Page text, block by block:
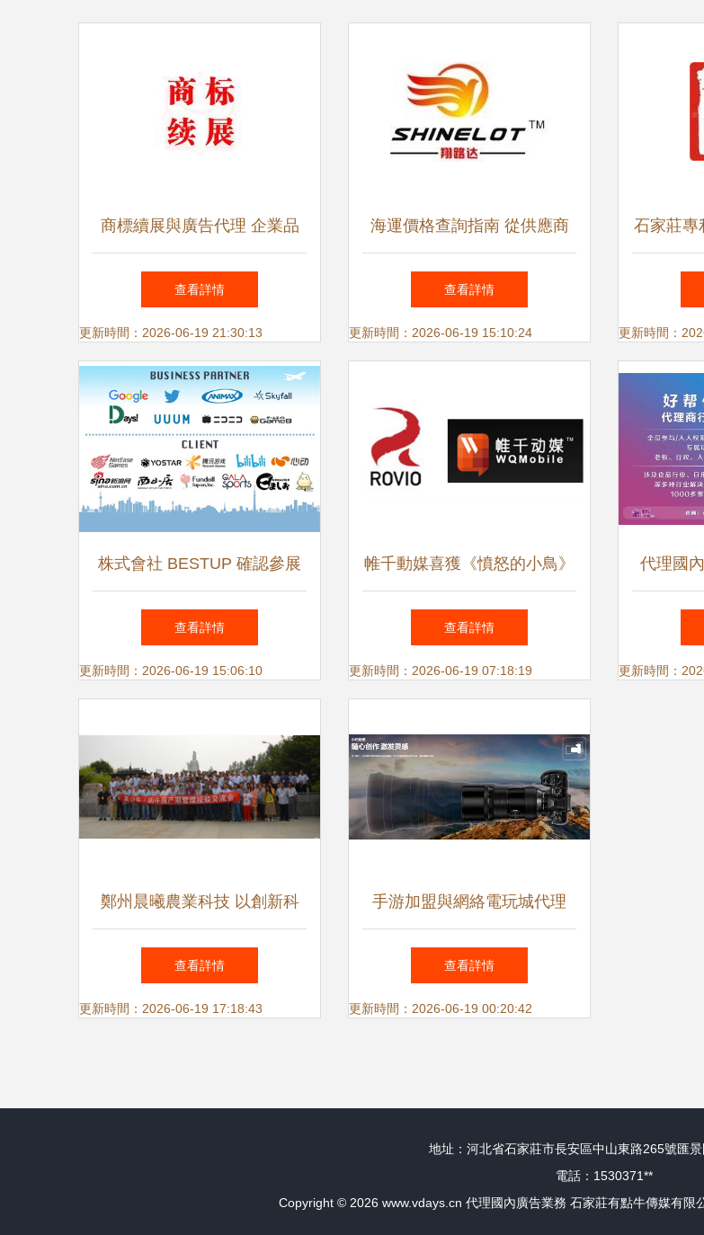
商標續展與廣告代理 企業品
牌保護與業務拓展的雙重保障
查看詳情
更新時間：2026-06-19 21:30:13
海運價格查詢指南 從供應商
到制造商，全方位資源導航
查看詳情
更新時間：2026-06-19 15:10:24
石家莊專
理選擇
更新時間：
株式會社 BESTUP 確認參展
2023 ChinaJoy BTOB，深度
拓展中國廣告代理業務
查看詳情
更新時間：2026-06-19 15:06:10
帷千動媒喜獲《憤怒的小鳥》
在華廣告代理權，開啟IP營銷
新篇章
查看詳情
更新時間：2026-06-19 07:18:19
代理國
種心理
更新時間：
鄭州晨曦農業科技 以創新科
技驅動農業品牌，專業代理國
內廣告業務
查看詳情
更新時間：2026-06-19 17:18:43
手游加盟與網絡電玩城代理
機遇、風險與入行條件全解析
查看詳情
更新時間：2026-06-19 00:20:42
地址：河北省石家莊市長安區中山東路265號匯
電話：1530371**
Copyright © 2026 www.vdays.cn 代理國內廣告業務 石家莊有點牛傳媒有限